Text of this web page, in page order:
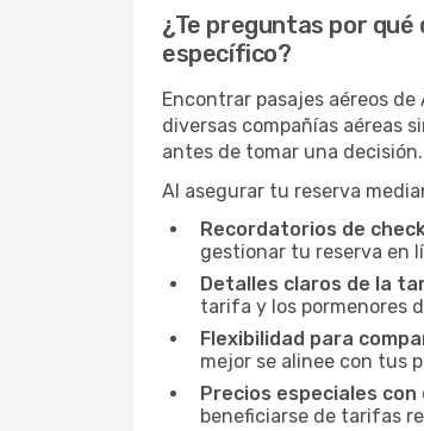
¿Te preguntas por
específico?
Encontrar pasajes aéreos
diversas compañías aéreas
antes de tomar una decisión.
Al asegurar tu reserva
Recordatorios de
gestionar tu reserva en
Detalles claros de la
tarifa y los pormenores
Flexibilidad para
mejor se alinee con tus
Precios especiales con
beneficiarse de tarifas